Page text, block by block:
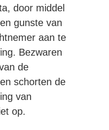
door middel
gunste van
aan te
Bezwaren
de
schorten de
van
op.